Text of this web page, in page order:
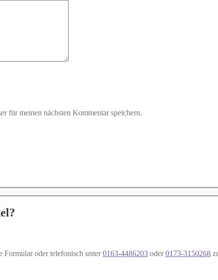
für meinen nächsten Kommentar speichern.
Formular oder telefonisch unter0163-4486203 oder0173-3150268